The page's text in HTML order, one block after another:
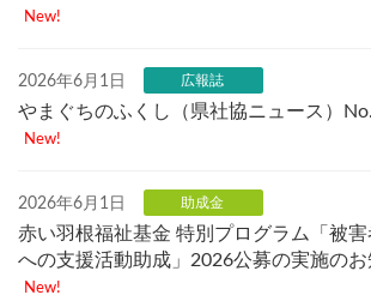
New!
2026年6月1日 広報誌
やまぐちのふくし（県社協ニュース）
New!
2026年6月1日 助成金
赤い羽根福祉基金 特別プログラム「被
への支援活動助成」2026公募の実施の
New!